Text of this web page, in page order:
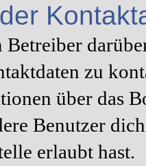
Betreiber
zu
über das
Benutzer
erlaubt hast.